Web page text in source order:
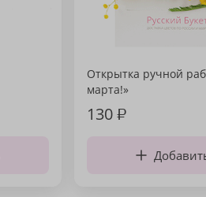
Открытка ручной
марта!»
130₽